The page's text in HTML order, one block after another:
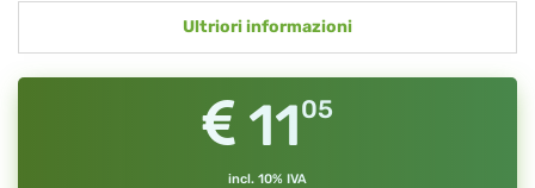
Ultriori informazioni
1105
incl. 10% IVA